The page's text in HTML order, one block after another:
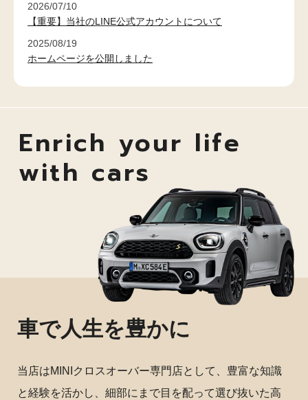
2026/07/10
【重要】当社のLINE公式アカウントについて
2025/08/19
ホームページを公開しました
Enrich your life
with cars
車で人生を豊かに
当店はMINIクロスオーバー専門店として、豊富な知識
と経験を活かし、細部にまで目を配って選び抜いた高